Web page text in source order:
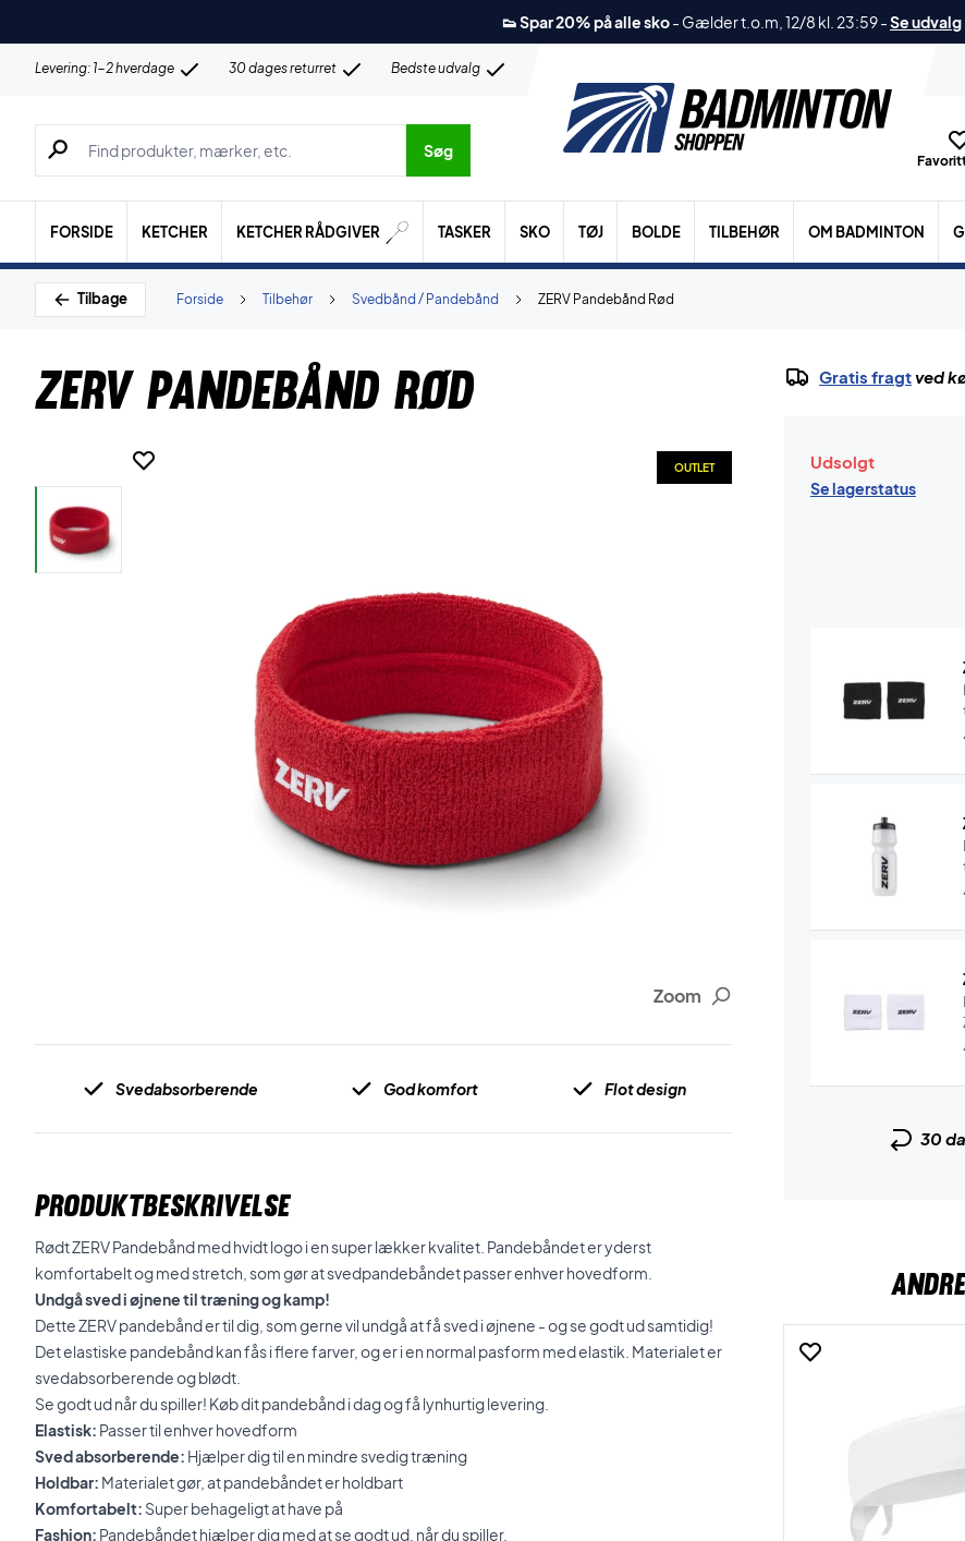
👟 Spar 20% på alle sko- Gælder t.o.m, 12/8 kl. 23:59-Se udvalg
Levering: 1-2 hverdage 30 dages returret Bedste udvalg
Søg efter produkter, mærker etc.
Søg
FORSIDE KETCHER KETCHER RÅDGIVER TASKER SKO TØJ BOLDE TILBEHØR OM BADMINTON
Tilbage ZERV Pandebånd Rød
Svedbånd / Pandebånd
Tilbehør
Forside
ZERV Pandebånd Rød
Zoom
OUTLET
Svedabsorberende God komfort Flot design
PRODUKTBESKRIVELSE
Rødt ZERV Pandebånd med hvidt logo i en super lækker kvalitet. Pandebåndet er yderst
komfortabelt og med stretch, som gør at svedpandebåndet passer enhver hovedform.
Undgå sved i øjnene til træning og kamp!
Dette ZERV pandebånd er til dig, som gerne vil undgå at få sved i øjnene - og se godt ud samtidig!
Det elastiske pandebånd kan fås i flere farver, og er i en normal pasform med elastik. Materialet er
svedabsorberende og blødt.
Se godt ud når du spiller! Køb dit pandebånd i dag og få lynhurtig levering.
Elastisk: Passer til enhver hovedform
Sved absorberende: Hjælper dig til en mindre svedig træning
Holdbar: Materialet gør, at pandebåndet er holdbart
Komfortabelt: Super behageligt at have på
Fashion: Pandebåndet hjælper dig med at se godt ud, når du spiller.
Gratis fragtved
Udsolgt
Se lagerstatus
30